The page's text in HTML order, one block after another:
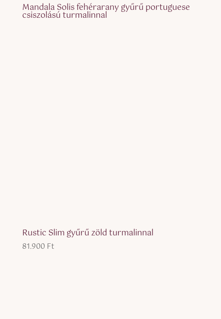
Mandala Solis fehérarany gyűrű portuguese
csiszolású turmalinnal
Rustic Slim gyűrű zöld turmalinnal
81.900 Ft